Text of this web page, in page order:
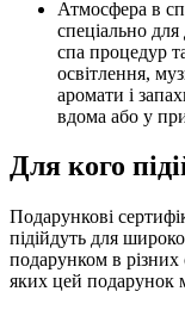
Атмосфера в
спеціально
спа процедур
освітлення,
аромати і
вдома або у
Для кого
Подарункові
підійдуть для
подарунком в різних
яких цей подарунок